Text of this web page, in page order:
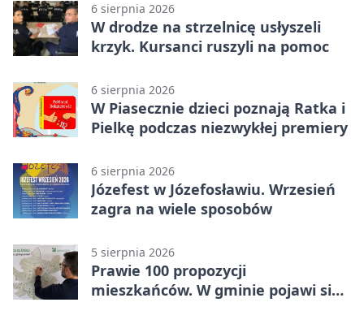
6 sierpnia 2026
W drodze na strzelnicę usłyszeli
krzyk. Kursanci ruszyli na pomoc
6 sierpnia 2026
W Piasecznie dzieci poznają Ratka i
Pielkę podczas niezwykłej premiery
6 sierpnia 2026
Józefest w Józefosławiu. Wrzesień
zagra na wiele sposobów
5 sierpnia 2026
Prawie 100 propozycji
mieszkańców. W gminie pojawi się